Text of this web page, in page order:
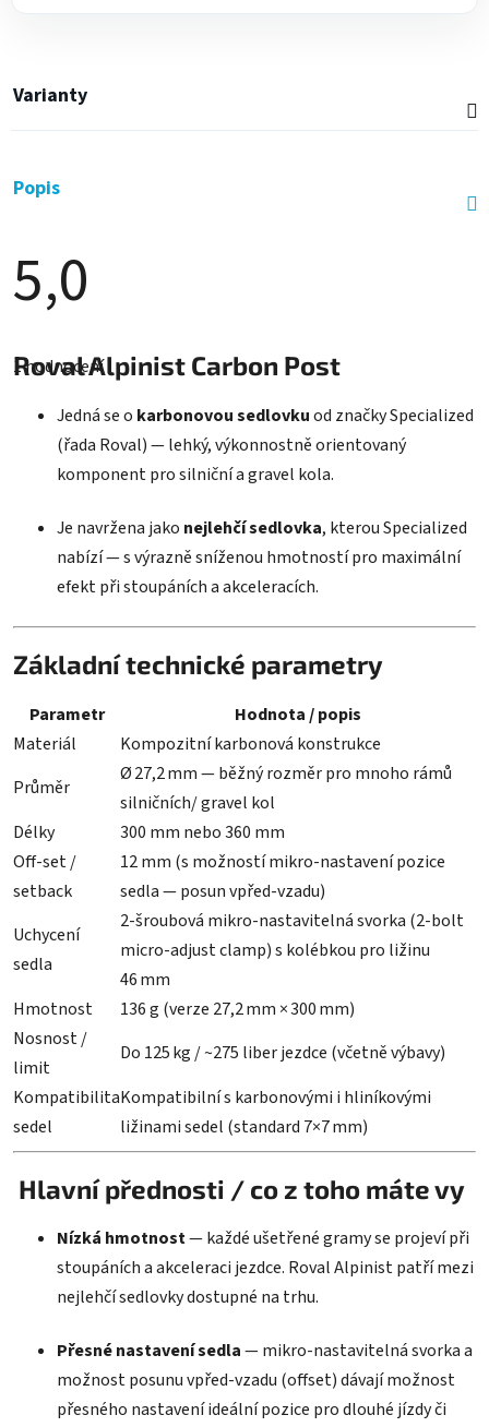
Varianty
Popis
5,0
hodnocení
produktu
hvězdiček.
1 hodnocení
Roval Alpinist Carbon Post
Jedná se o karbonovou sedlovkuod značky Specialized
(řada Roval) — lehký, výkonnostně orientovaný
komponent pro silniční a gravel kola.
Je navržena jako nejlehčí sedlovka, kterou Specialized
nabízí — s výrazně sníženou hmotností pro maximální
efekt při stoupáních a akceleracích.
Základní technické parametry
Parametr
Hodnota / popis
Materiál
Kompozitní kar­bonová konstrukce
Průměr
Ø 27,2 mm — běžný rozměr pro mnoho rámů
silničních/ gravel kol
Délky
300 mm nebo 360 mm
Off‑set /
setback
12 mm (s možností mikro‑nastavení pozice
sedla — posun vpřed‑vzadu)
Uchycení
sedla
2‑šroubová mikro‑nastavitelná svorka (2‑bolt
micro‑adjust clamp) s kolébkou pro ližinu
46 mm
Hmotnost
136 g (verze 27,2 mm × 300 mm)
Nosnost /
limit
Do 125 kg / ~275 liber jezdce (včetně výbavy)
Kompatibilita
sedel
Kompatibilní s karbonovými i hliníkovými
ližinami sedel (standard 7×7 mm)
Hlavní přednosti / co z toho máte vy
Nízká hmotnost— každé ušetřené gramy se projeví při
stoupáních a akceleraci jezdce. Roval Alpinist patří mezi
nejlehčí sedlovky dostupné na trhu.
Přesné nastavení sedla— mikro‑nastavitelná svorka a
možnost posunu vpřed‑vzadu (offset) dávají možnost
přesného nastavení ideální pozice pro dlouhé jízdy či